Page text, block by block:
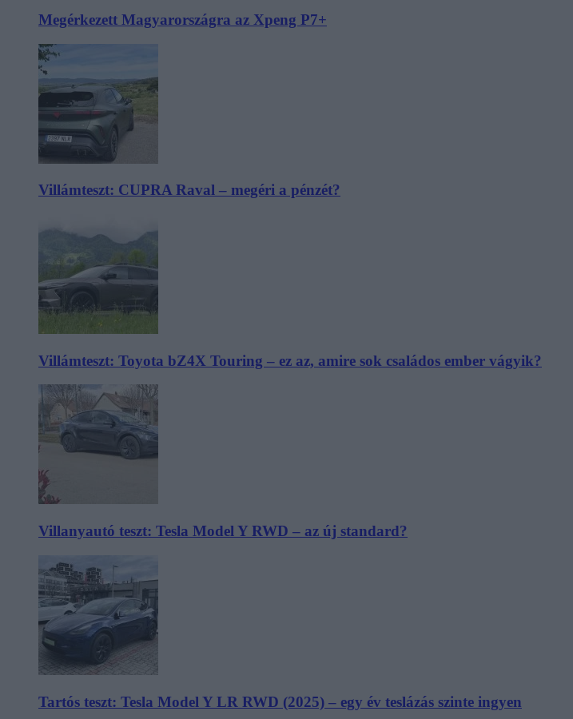
Megérkezett Magyarországra az Xpeng P7+
Villámteszt: CUPRA Raval – megéri a pénzét?
Villámteszt: Toyota bZ4X Touring – ez az, amire sok családos ember vágyik?
Villanyautó teszt: Tesla Model Y RWD – az új standard?
Tartós teszt: Tesla Model Y LR RWD (2025) – egy év teslázás szinte ingyen